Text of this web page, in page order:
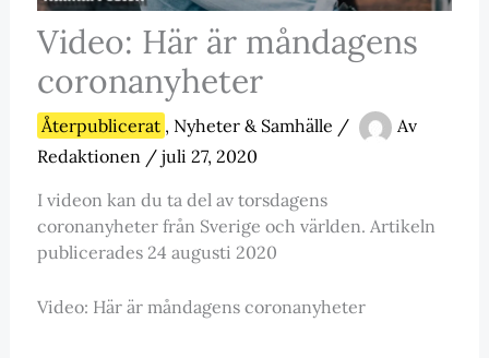
Video: Här är måndagens
coronanyheter
Återpublicerat , Nyheter & Samhälle /
Av
Redaktionen / juli 27, 2020
I videon kan du ta del av torsdagens
coronanyheter från Sverige och världen. Artikeln
publicerades 24 augusti 2020
Video: Här är måndagens coronanyheter